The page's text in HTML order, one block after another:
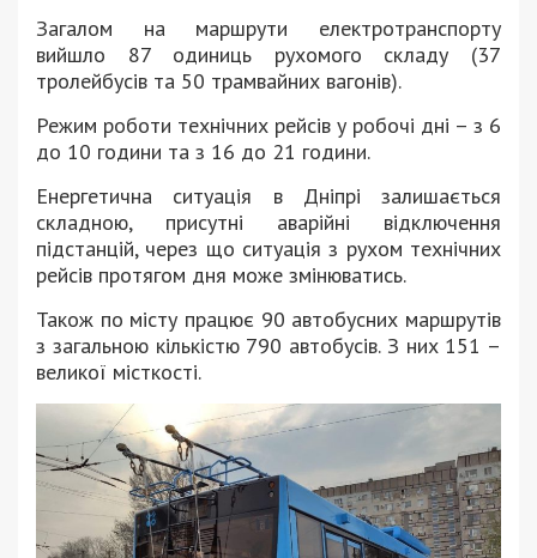
Загалом на маршрути електротранспорту
вийшло 87 одиниць рухомого складу (37
тролейбусів та 50 трамвайних вагонів).
Режим роботи технічних рейсів у робочі дні – з 6
до 10 години та з 16 до 21 години.
Енергетична ситуація в Дніпрі залишається
складною, присутні аварійні відключення
підстанцій, через що ситуація з рухом технічних
рейсів протягом дня може змінюватись.
Також по місту працює 90 автобусних маршрутів
з загальною кількістю 790 автобусів. З них 151 –
великої місткості.